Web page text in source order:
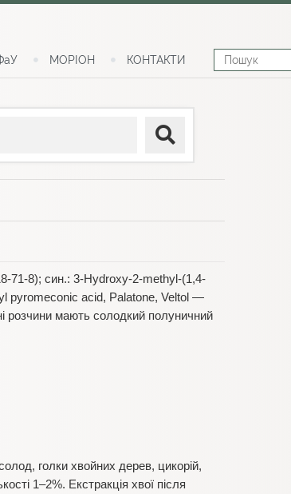
МОРІОН КОНТАКТИ
71-8); син.: 3-Hydroxy-2-methyl-(1,4-
pyromeconic acid, Palatone, Veltol —
розчини мають солодкий полуничний
голки хвойних дерев, цикорій,
1–2%. Екстракція хвої після